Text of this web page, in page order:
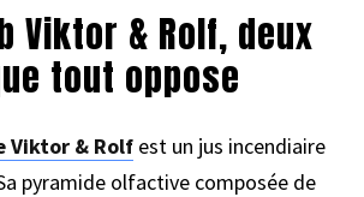
Viktor & Rolf, deux
tout oppose
Viktor & Rolf est un jus incendiaire
pyramide olfactive composée de